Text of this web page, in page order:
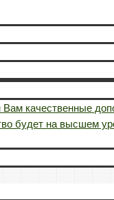
качественные
будет на высшем